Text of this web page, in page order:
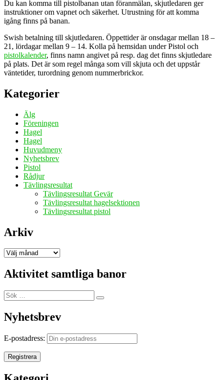
Du kan komma till pistolbanan utan föranmälan, skjutledaren ger
instruktioner om vapnet och säkerhet. Utrustning för att komma
igång finns på banan.
Swish betalning till skjutledaren. Öppettider är onsdagar mellan 18 –
21, lördagar mellan 9 – 14. Kolla på hemsidan under Pistol och
pistolkalender, finns namn angivet på resp. dag det finns skjutledare
på plats. Det är som regel många som vill skjuta och det uppstår
väntetider, turordning genom nummerbrickor.
Kategorier
Älg
Föreningen
Hagel
Hagel
Huvudmeny
Nyhetsbrev
Pistol
Rådjur
Tävlingsresultat
Tävlingsresultat Gevär
Tävlingsresultat hagelsektionen
Tävlingsresultat pistol
Arkiv
Arkiv
Aktivitet samtliga banor
Sök
efter:
Sök
Nyhetsbrev
E-postadress: